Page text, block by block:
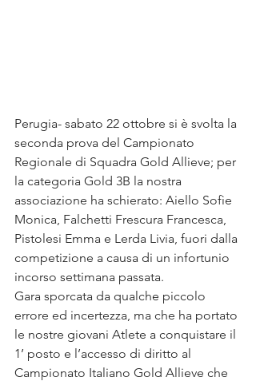
Perugia- sabato 22 ottobre si è svolta la
seconda prova del Campionato
Regionale di Squadra Gold Allieve; per
la categoria Gold 3B la nostra
associazione ha schierato: Aiello Sofìe
Monica, Falchetti Frescura Francesca,
Pistolesi Emma e Lerda Livia, fuori dalla
competizione a causa di un infortunio
incorso settimana passata.
Gara sporcata da qualche piccolo
errore ed incertezza, ma che ha portato
le nostre giovani Atlete a conquistare il
1’ posto e l’accesso di diritto al
Campionato Italiano Gold Allieve che